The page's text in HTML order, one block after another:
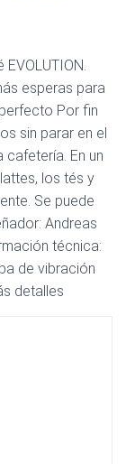
esperas para
Por fin
sin parar en el
En un
los tés y
Se puede
Andreas
técnica:
de vibración
detalles